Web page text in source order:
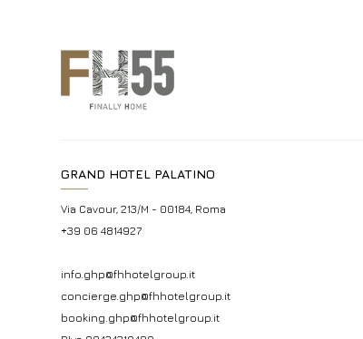
GRAND HOTEL PALATINO
Via Cavour, 213/M - 00184, Roma
+39 06 4814927
info.ghp@fhhotelgroup.it
concierge.ghp@fhhotelgroup.it
booking.ghp@fhhotelgroup.it